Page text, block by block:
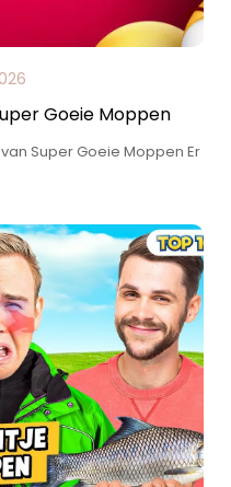
Goeie Moppen
Super Goeie Moppen Er